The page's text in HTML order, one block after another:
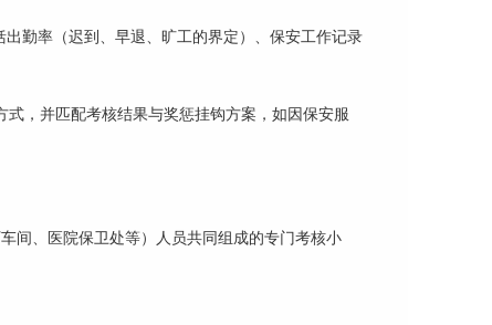
勤率（迟到、早退、旷工的界定）、 保安工作记录
，并匹配考核结果与奖惩挂钩方案，如因保安服
间、医院保卫处等）人员共同组成的专门考核小